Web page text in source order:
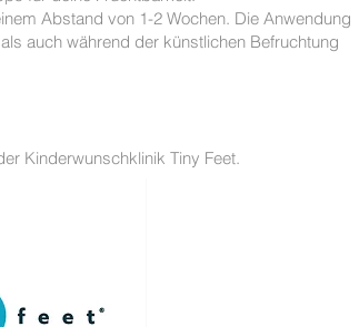
Abstand von 1-2 Wochen. Die Anwendung
auch während der künstlichen Befruchtung
Kinderwunschklinik Tiny Feet.